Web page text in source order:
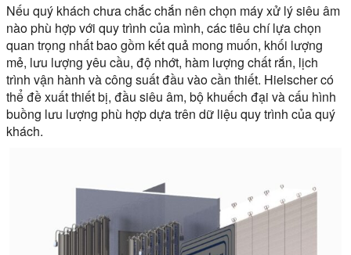
Nếu quý khách chưa chắc chắn nên chọn máy xử lý siêu âm
nào phù hợp với quy trình của mình, các tiêu chí lựa chọn
quan trọng nhất bao gồm kết quả mong muốn, khối lượng
mẻ, lưu lượng yêu cầu, độ nhớt, hàm lượng chất rắn, lịch
trình vận hành và công suất đầu vào cần thiết. Hielscher có
thể đề xuất thiết bị, đầu siêu âm, bộ khuếch đại và cấu hình
buồng lưu lượng phù hợp dựa trên dữ liệu quy trình của quý
khách.